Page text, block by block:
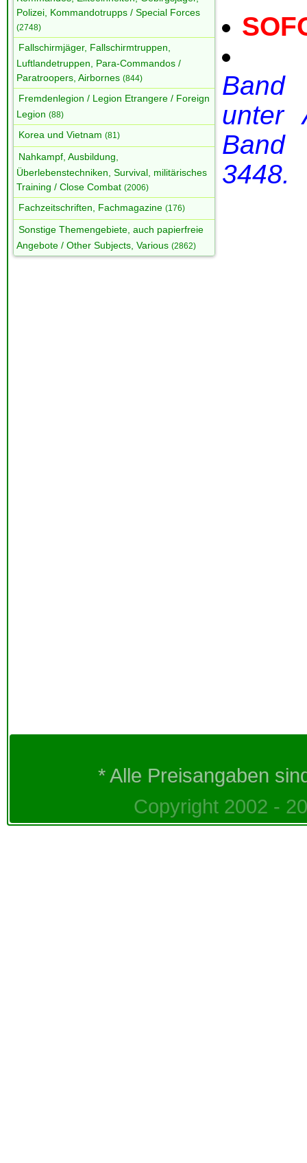
Polizei, Kommandotrupps / Special Forces
(2748)
Fallschirmjäger, Fallschirmtruppen,
Luftlandetruppen, Para-Commandos /
Paratroopers, Airbornes (844)
Fremdenlegion / Legion Etrangere / Foreign
Legion (88)
Korea und Vietnam (81)
Nahkampf, Ausbildung,
Überlebenstechniken, Survival, militärisches
Training / Close Combat (2006)
Fachzeitschriften, Fachmagazine (176)
Sonstige Themengebiete, auch papierfreie
Angebote / Other Subjects, Various (2862)
unter
3448.
* Alle Preisangaben
Copyright 2002 -